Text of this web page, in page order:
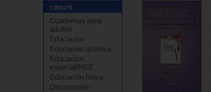
Cuadernos para
adultos
Educación
Educación artística
Educación
especial/NEE
Educación física
Diccionarios